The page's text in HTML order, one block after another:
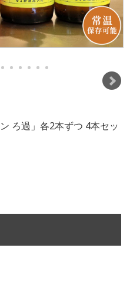
ろ過」各2本ずつ 4本セッ